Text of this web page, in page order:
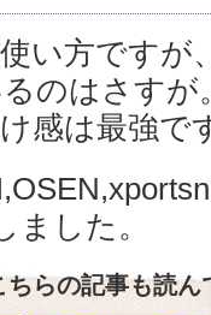
い方ですが
のはさす
感は最強で
ました。
らの記事も読ん